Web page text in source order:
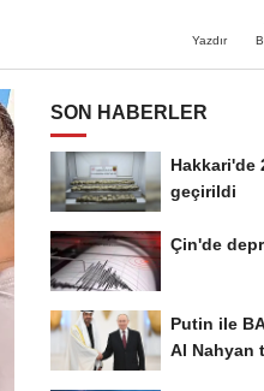
Yazdır
SON HABERLER
Hakkari'de
geçirildi
Çin'de
Putin ile
Al Nahyan